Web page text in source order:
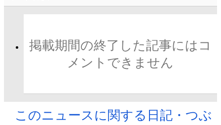
掲載期間の終了した記事にはコ
メントできません
このニュースに関する日記・つぶ